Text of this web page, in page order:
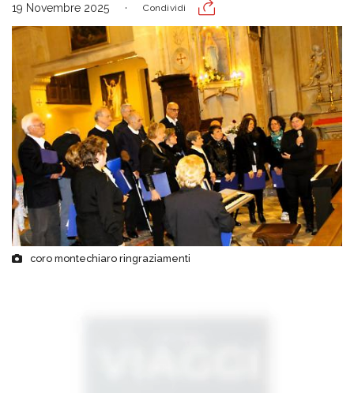
19 Novembre 2025 Condividi
coro montechiaro ringraziamenti